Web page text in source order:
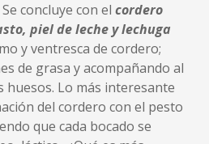
concluye con el cordero
piel de leche y lechuga
y ventresca de cordero;
de grasa y acompañando al
huesos. Lo más interesante
del cordero con el pesto
que cada bocado se